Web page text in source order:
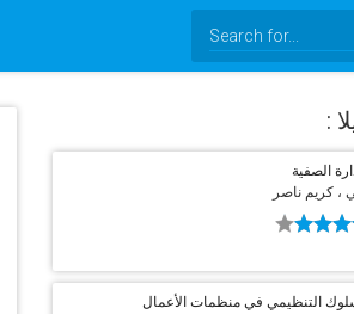
:
الصفية
، كريم ناصر
التنظيمي في منظمات الأعمال